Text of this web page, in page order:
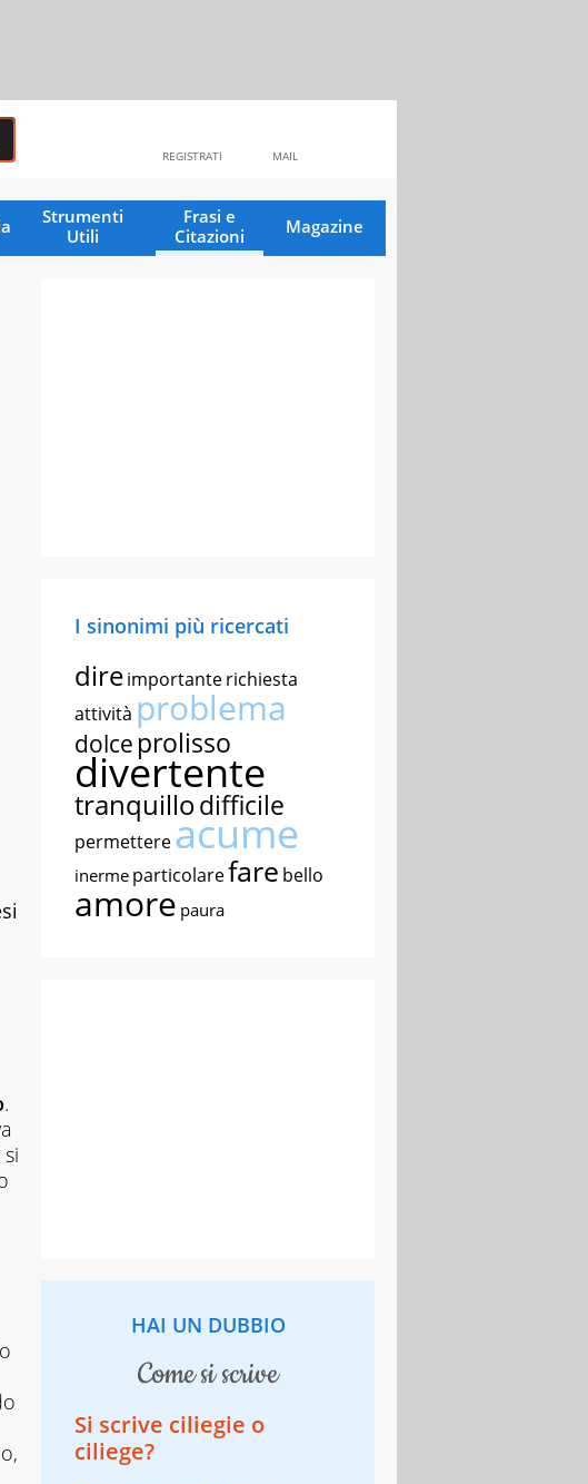
MAIL
REGISTRATI
Strumenti
Utili
Frasi e
Citazioni
Magazine
.
I sinonimi più ricercati
direimportanterichiesta
attività problema
dolce prolisso
divertente
tranquillodifficile
permettereacume
inerme particolarefare bello
amore paura
HAI UN DUBBIO
come si scrive
Si scrive ciliegie o
ciliege?